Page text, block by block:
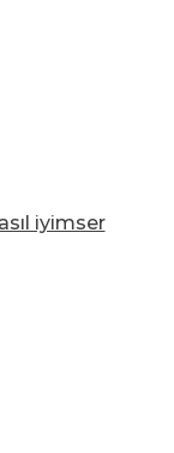
iyimser